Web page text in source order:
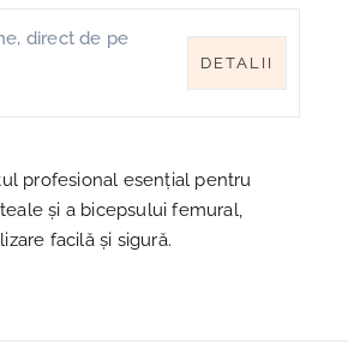
direct de pe
DETALII
profesional esențial pentru
și a bicepsului femural,
facilă și sigură.